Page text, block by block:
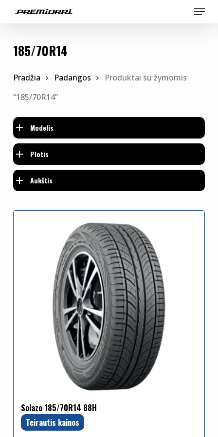
Menu
185/70R14
Pradžia Padangos
Produktai su žymomis
“185/70R14”
Modelis
Plotis
Aukštis
Solazo 185/70R14 88H
Teirautis kainos